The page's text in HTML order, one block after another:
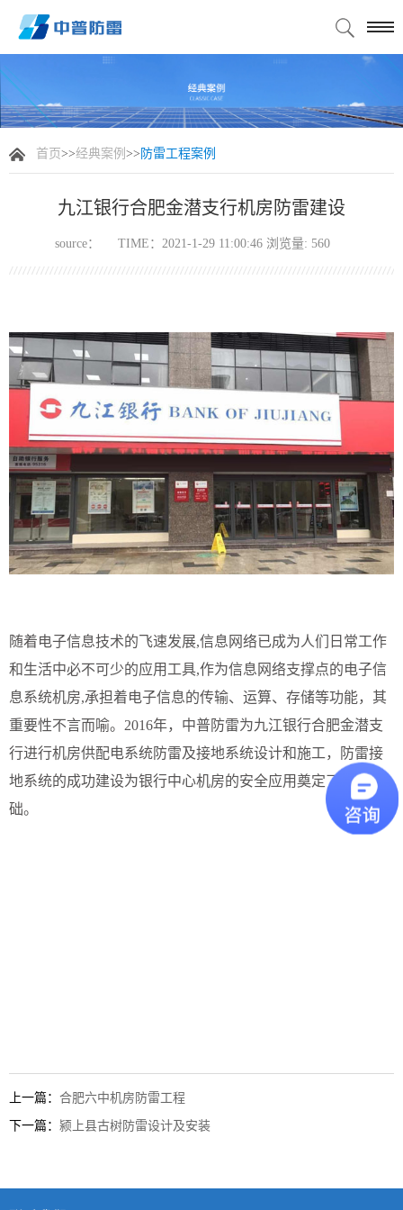
首页>>经典案例 >> 防雷工程案例
九江银行合肥金潜支行机房防雷建设
source： TIME：2021-1-29 11:00:46 浏览量: 560
随着电子信息技术的飞速发展,信息网络已成为人们日常工作
和生活中必不可少的应用工具,作为信息网络支撑点的电子信
息系统机房,承担着电子信息的传输、运算、存储等功能，其
重要性不言而喻。2016年，中普防雷为九江银行合肥金潜支
行进行机房供配电系统防雷及接地系统设计和施工，防雷接
地系统的成功建设为银行中心机房的安全应用奠定了扎实基
础。
上一篇： 合肥六中机房防雷工程
下一篇： 颍上县古树防雷设计及安装